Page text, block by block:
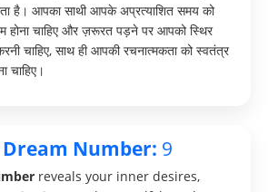
है। आपका साथी आपके अप्रत्याशित समय को
होना चाहिए और ज़रूरत पड़ने पर आपको स्थिर
चाहिए, साथ ही आपकी रचनात्मकता को स्वतंत्र
चाहिए।
Dream Number: 9
reveals your inner desires,